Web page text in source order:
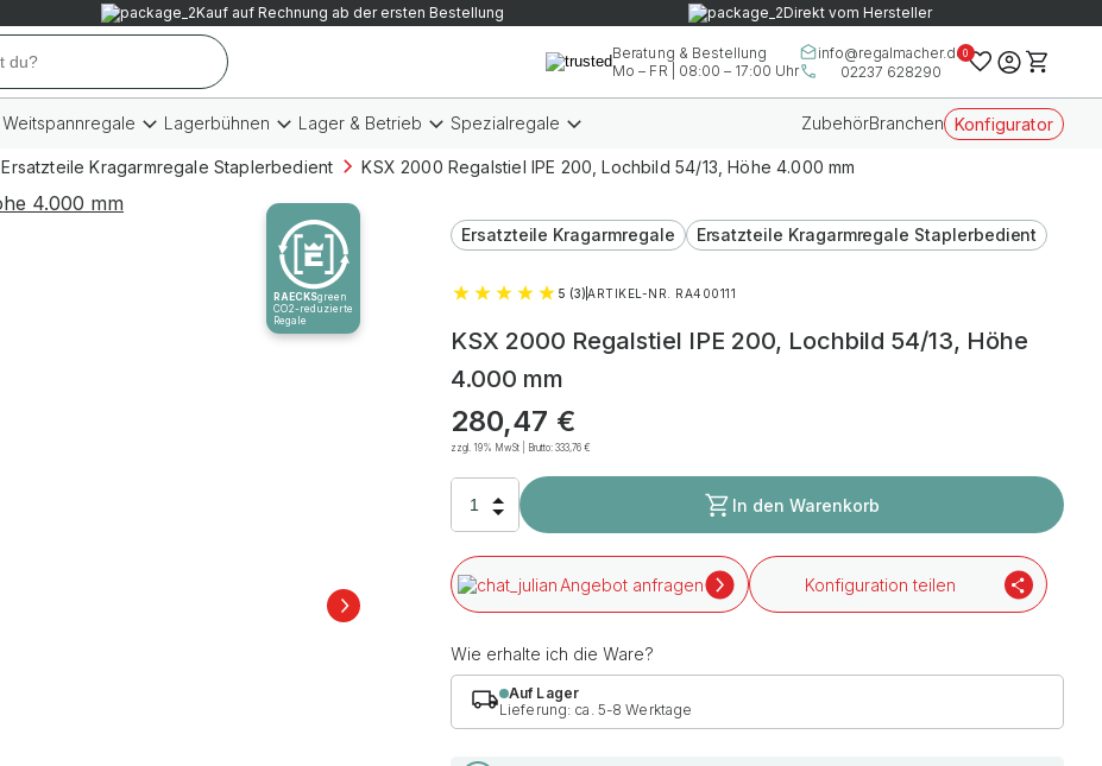
Kauf auf Rechnung ab der ersten Bestellung Direkt vom Hersteller
Beratung & Bestellung
Mo – FR | 08:00 – 17:00 Uhr
info@regalmacher.de
02237 628290
0
Weitspannregale Lagerbühnen Lager & Betrieb Spezialregale ZubehörBranchen Konfigurator
Ersatzteile Kragarmregale Staplerbedient KSX 2000 Regalstiel IPE 200, Lochbild 54/13, Höhe 4.000 mm
RAECKSgreen
CO2-reduzierte
Regale
Ersatzteile Kragarmregale Ersatzteile Kragarmregale Staplerbedient
5 (3)ARTIKEL-NR. RA400111
KSX 2000 Regalstiel IPE 200, Lochbild 54/13, Höhe
4.000 mm
280,47 €
zzgl. 19% MwSt | Brutto:333,76€
In den Warenkorb
Angebot anfragen Konfiguration teilen
Wie erhalte ich die Ware?
Auf Lager
Lieferung: ca. 5-8 Werktage